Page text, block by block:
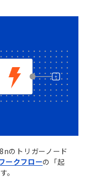
のトリガーノード
ークフローの「起
。